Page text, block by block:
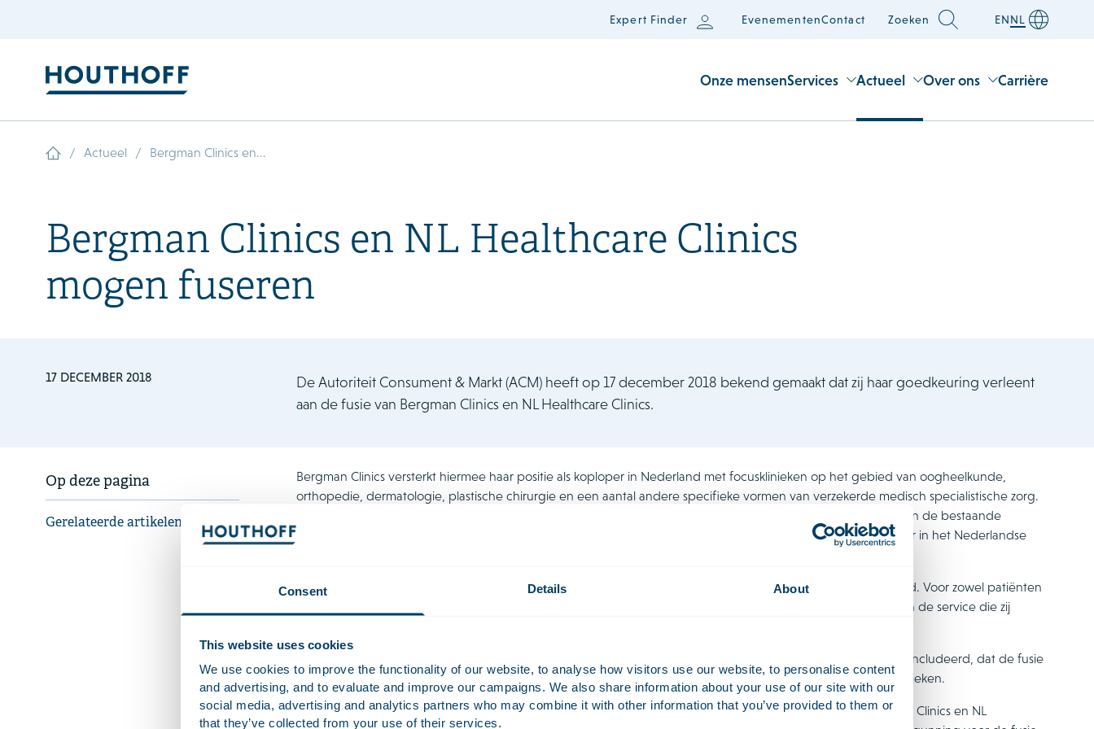
Consent Details About
This website uses cookies
We use cookies to improve the functionality of our website, to analyse how visitors use our website, to personalise content
and advertising, and to evaluate and improve our campaigns. We also share information about your use of our site with our
social media, advertising and analytics partners who may combine it with other information that you’ve provided to them or
that they’ve collected from your use of their services.
Expert Finder EvenementenContact Zoeken ENNL
Onze mensenServices Actueel Over ons Carrière
/ Actueel / Bergman Clinics en...
Bergman Clinics en NL Healthcare Clinics
mogen fuseren
17 DECEMBER 2018
De Autoriteit Consument & Markt (ACM) heeft op 17 december 2018 bekend gemaakt dat zij haar goedkeuring verleent
aan de fusie van Bergman Clinics en NL Healthcare Clinics.
Op deze pagina
Gerelateerde artikelen
Bergman Clinics versterkt hiermee haar positie als koploper in Nederland met focusklinieken op het gebied van oogheelkunde,
orthopedie, dermatologie, plastische chirurgie en een aantal andere specifieke vormen van verzekerde medisch specialistische zorg.
De nieuwe organisatie heeft met deze fusie circa 1.500 medewerkers. De groep verwacht in de komende jaren de bestaande
klinieken uit te breiden en nieuwe klinieken te openen. Ook heeft het bedrijf de ambitie om als innovatiemotor in het Nederlandse
De fusie vindt plaats tegen de achtergrond dat Nederlanders steeds bewuster kiezen, ook op medisch gebied. Voor zowel patiënten
als zorgverzekeraars spelen aantoonbare kwaliteit van behandelingen, kostenbeheersing, korte wachttijden en de service die zij
Zorgverzekeraars hadden bezwaren geuit tegen de fusie, maar de ACM heeft na diepgaand onderzoek geconcludeerd, dat de fusie
geen negatieve effecten heeft voor de onderhandelingspositie van zorgverzekeraars ten opzichte van de klinieken.
Het Houthoff Competition team onder leiding van partner Weyer VerLoren van Themaat assisteerde Bergman Clinics en NL